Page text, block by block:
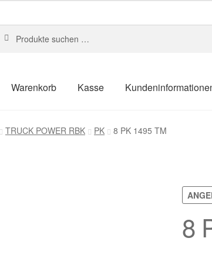
nach:
Warenkorb Kasse
KontaktKundeninformationenMein Konto
TRUCK POWER RBK PK 8 PK 1495 TM
8